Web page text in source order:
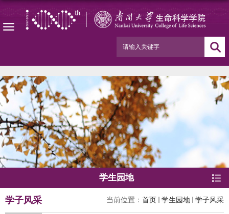
学生园地
当前位置： 首页 学生园地 学子风采
学子风采